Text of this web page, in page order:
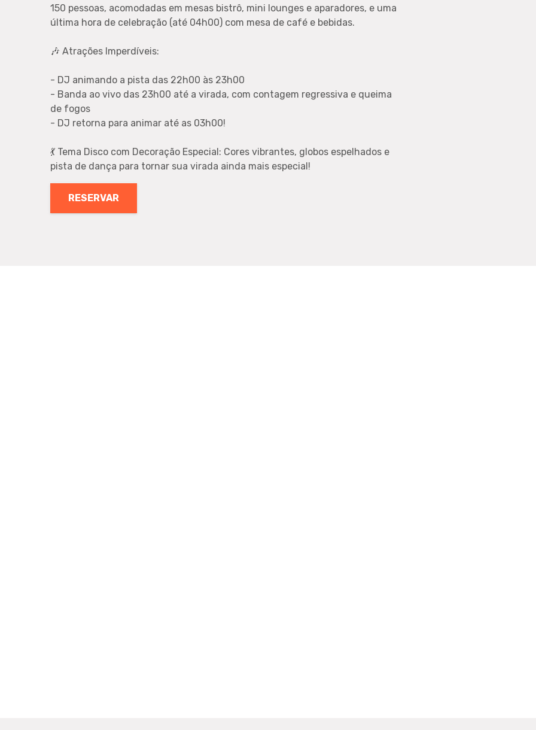
150 pessoas, acomodadas em mesas bistrô, mini lounges e aparadores, e uma
última hora de celebração (até 04h00) com mesa de café e bebidas.
🎶 Atrações Imperdíveis:
- DJ animando a pista das 22h00 às 23h00
- Banda ao vivo das 23h00 até a virada, com contagem regressiva e queima
de fogos
- DJ retorna para animar até as 03h00!
💃 Tema Disco com Decoração Especial: Cores vibrantes, globos espelhados e
pista de dança para tornar sua virada ainda mais especial!
RESERVAR